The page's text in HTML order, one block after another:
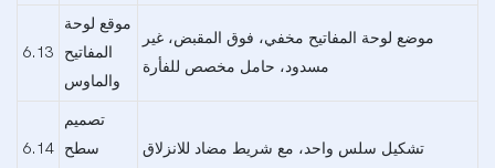
6.13
موقع لوحة
المفاتيح
والماوس
موضع لوحة المفاتيح مخفي، فوق المقبض، غير
مسدود، حامل مخصص للفأرة
6.14
تصميم
سطح
تشكيل سلس واحد، مع شريط مضاد للانزلاق